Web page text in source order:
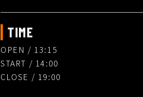
TIME
OPEN / 13:15
START / 14:00
CLOSE / 19:00